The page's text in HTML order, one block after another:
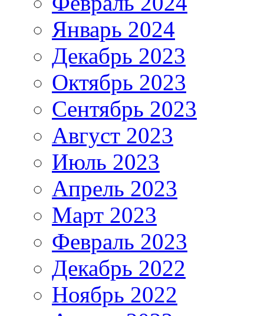
Январь 2024
Декабрь 2023
Октябрь 2023
Сентябрь 2023
Август 2023
Июль 2023
Апрель 2023
Март 2023
Февраль 2023
Декабрь 2022
Ноябрь 2022